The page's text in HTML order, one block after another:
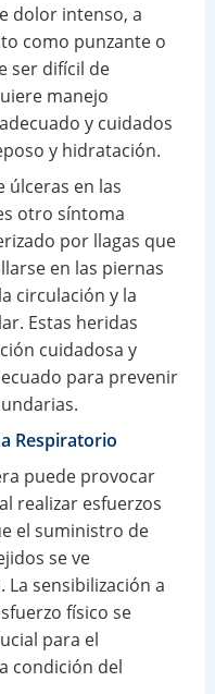
dolor intenso, a
como punzante o
ser difícil de
manejo
y cuidados
y hidratación.
úlceras en las
otro síntoma
por llagas que
en las piernas
circulación y la
Estas heridas
cuidadosa y
para prevenir
Respiratorio
puede provocar
realizar esfuerzos
el suministro de
se ve
sensibilización a
físico se
para el
condición del